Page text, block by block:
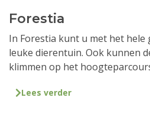
Forestia
In Forestia kunt u met het hele
leuke dierentuin. Ook kunnen
klimmen op het
Lees verder